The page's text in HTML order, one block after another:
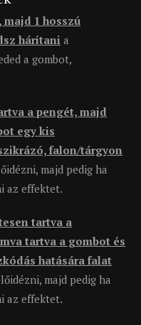
majd 1 hosszú
hárítani a
a gombot,
a pengét, majd
egy kis
falon/tárgyon
majd pedig ha
az effektet.
tartva a
tartva a gombot és
hatására falat
majd pedig ha
az effektet.